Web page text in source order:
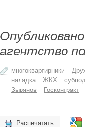
агентство
многоквартирники
наладка
ЖКХ
Зырянов
Госконтракт
Распечатать